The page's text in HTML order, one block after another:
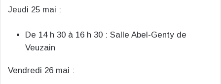
Jeudi 25 mai :
De 14 h 30 à 16 h 30 : Salle Abel-Genty de
Veuzain
Vendredi 26 mai :